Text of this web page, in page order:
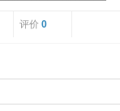
评价 0